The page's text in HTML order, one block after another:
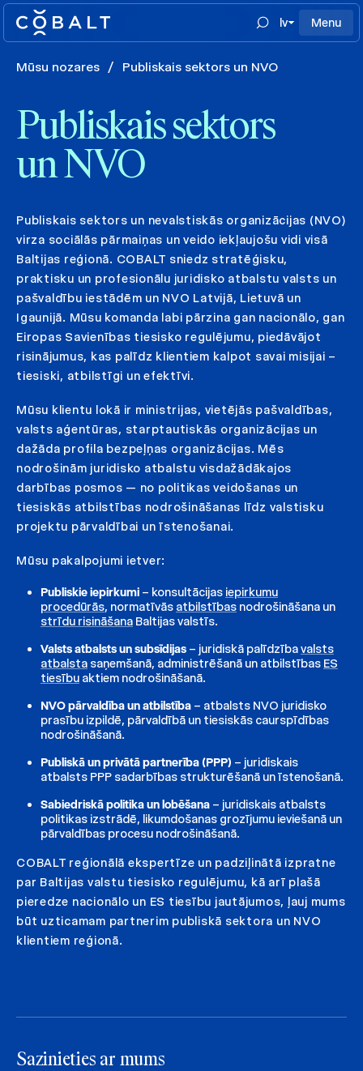
lv Menu
Mūsu nozares / Publiskais sektors un NVO
Publiskais sektors
un NVO
Publiskais sektors un nevalstiskās organizācijas (NVO)
virza sociālās pārmaiņas un veido iekļaujošu vidi visā
Baltijas reģionā. COBALT sniedz stratēģisku,
praktisku un profesionālu juridisko atbalstu valsts un
pašvaldību iestādēm un NVO Latvijā, Lietuvā un
Igaunijā. Mūsu komanda labi pārzina gan nacionālo, gan
Eiropas Savienības tiesisko regulējumu, piedāvājot
risinājumus, kas palīdz klientiem kalpot savai misijai –
tiesiski, atbilstīgi un efektīvi.
Mūsu klientu lokā ir ministrijas, vietējās pašvaldības,
valsts aģentūras, starptautiskās organizācijas un
dažāda profila bezpeļņas organizācijas. Mēs
nodrošinām juridisko atbalstu visdažādākajos
darbības posmos — no politikas veidošanas un
tiesiskās atbilstības nodrošināšanas līdz valstisku
projektu pārvaldībai un īstenošanai.
Mūsu pakalpojumi ietver:
Publiskie iepirkumi – konsultācijas iepirkumu
procedūrās, normatīvās atbilstības nodrošināšana un
strīdu risināšana Baltijas valstīs.
Valsts atbalsts un subsīdijas – juridiskā palīdzībavalsts
atbalsta saņemšanā, administrēšanā un atbilstības ES
tiesību aktiem nodrošināšanā.
NVO pārvaldība un atbilstība – atbalsts NVO juridisko
prasību izpildē, pārvaldībā un tiesiskās caurspīdības
nodrošināšanā.
Publiskā un privātā partnerība (PPP) – juridiskais
atbalsts PPP sadarbības strukturēšanā un īstenošanā.
Sabiedriskā politika un lobēšana – juridiskais atbalsts
politikas izstrādē, likumdošanas grozījumu ieviešanā un
pārvaldības procesu nodrošināšanā.
COBALT reģionālā ekspertīze un padziļinātā izpratne
par Baltijas valstu tiesisko regulējumu, kā arī plašā
pieredze nacionālo un ES tiesību jautājumos, ļauj mums
būt uzticamam partnerim publiskā sektora un NVO
klientiem reģionā.
Sazinieties ar mums